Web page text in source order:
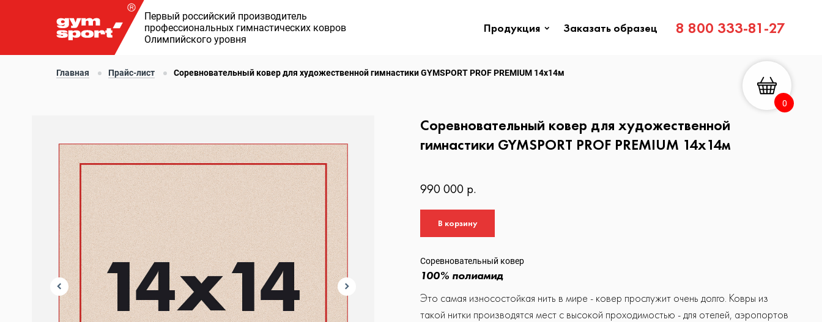
Первый российский производитель
профессиональных гимнастических ковров
Олимпийского уровня
Продукция Заказать образец 8 800 333-81-27
0
Главная Прайс-лист Соревновательный ковер для художественной гимнастики GYMSPORT PROF PREMIUM 14х14м
Соревновательный ковер для художественной
гимнастики GYMSPORT PROF PREMIUM 14х14м
990 000 р.
В корзину
Соревновательный ковер
100% полиамид
Это самая износостойкая нить в мире - ковер прослужит очень долго. Ковры из
такой нитки производятся мест с высокой проходимостью - для отелей, аэропортов